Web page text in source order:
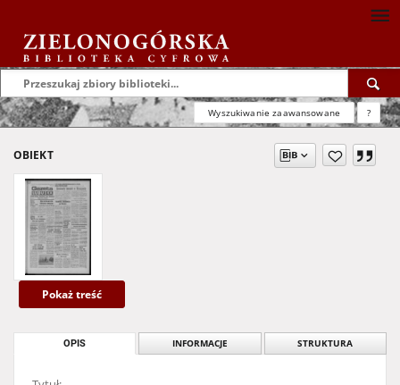
Wyszukiwanie zaawansowane ?
OBIEKT
Pokaż treść
OPIS INFORMACJE STRUKTURA